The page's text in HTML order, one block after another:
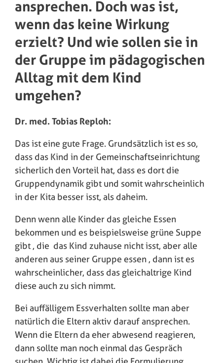
ansprechen. Doch was ist,
wenn das keine Wirkung
erzielt? Und wie sollen sie in
der Gruppe im pädagogischen
Alltag mit dem Kind
umgehen?
Dr. med. Tobias Reploh:
Das ist eine gute Frage. Grundsätzlich ist es so,
dass das Kind in der Gemeinschaftseinrichtung
sicherlich den Vorteil hat, dass es dort die
Gruppendynamik gibt und somit wahrscheinlich
in der Kita besser isst, als daheim.
Denn wenn alle Kinder das gleiche Essen
bekommen und es beispielsweise grüne Suppe
gibt , die das Kind zuhause nicht isst, aber alle
anderen aus seiner Gruppe essen , dann ist es
wahrscheinlicher, dass das gleichaltrige Kind
diese auch zu sich nimmt.
Bei auffälligem Essverhalten sollte man aber
natürlich die Eltern aktiv darauf ansprechen.
Wenn die Eltern da eher abwesend reagieren,
dann sollte man noch einmal das Gespräch